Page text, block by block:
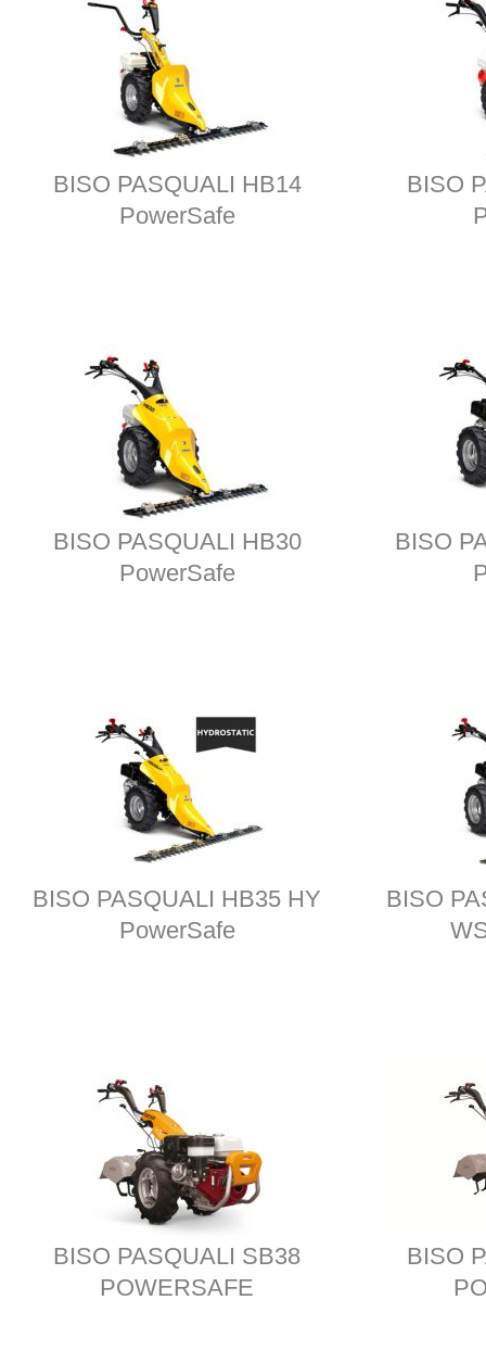
BISO PASQUALI HB14
PowerSafe
BISO
BISO PASQUALI HB30
PowerSafe
BISO
BISO PASQUALI HB35 HY
PowerSafe
BISO
BISO PASQUALI SB38
POWERSAFE
BISO